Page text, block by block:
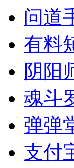
问道
有料
阴阳
魂斗
弹弹
支付